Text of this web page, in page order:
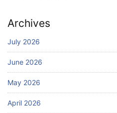
Archives
July 2026
June 2026
May 2026
April 2026